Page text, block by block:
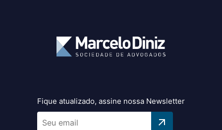
Fique atualizado, assine nossa Newsletter